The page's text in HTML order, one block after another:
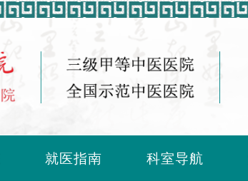
就医指南 科室导航